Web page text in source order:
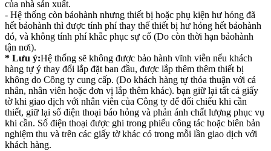
của nhà sản xuất.
- Hệ thống còn bảohành nhưng thiết bị hoặc phụ kiện hư hỏng đã
hết bảohành thì được tính phí thay thế thiết bị hư hỏng hết bảohành
đó, và không tính phí khắc phục sự cố (Do còn thời hạn bảohành
tận nơi).
* Lưu ý:Hệ thống sẽ không được bảo hành vĩnh viễn nếu khách
hàng tự ý thay đổi lắp đặt ban đầu, được lắp thêm thêm thiết bị
không do Công ty cung cấp. (Do khách hàng tự thỏa thuận với cá
nhân, nhân viên hoặc đơn vị lắp thêm khác). bạn giữ lại tất cả giấy
tờ khi giao dịch với nhân viên của Công ty để đối chiếu khi cần
thiết, giữ lại số điện thoại báo hỏng và phản ánh chất lượng phục vụ
khi cần. Số điện thoại được ghi trong phiếu công tác hoặc biên bản
nghiệm thu và trên các giấy tờ khác có trong mỗi lần giao dịch với
khách hàng.